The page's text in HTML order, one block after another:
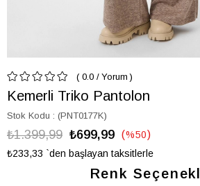
0.0 / Yorum
Kemerli Triko Pantolon
Stok Kodu (PNT0177K)
₺1.399,99 ₺699,99 %50
İndirim
₺233,33 `den başlayan taksitlerle
Renk